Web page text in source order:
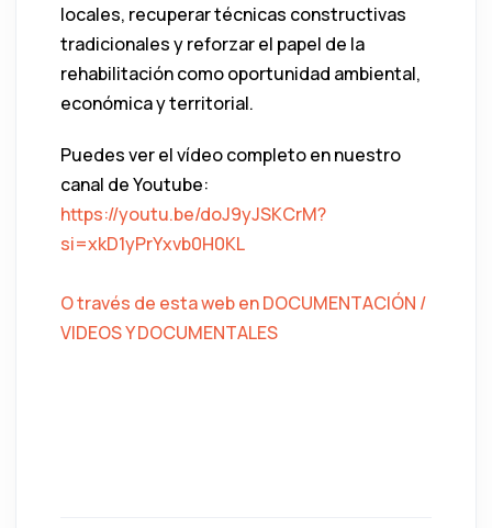
locales, recuperar técnicas constructivas
tradicionales y reforzar el papel de la
rehabilitación como oportunidad ambiental,
económica y territorial.
Puedes ver el vídeo completo en nuestro
canal de Youtube:
https://youtu.be/doJ9yJSKCrM?
si=xkD1yPrYxvb0H0KL
O través de esta web en DOCUMENTACIÓN /
VIDEOS Y DOCUMENTALES